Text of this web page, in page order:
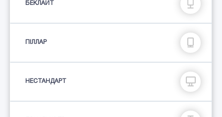
БЕКЛАЙТ
ПIЛЛАР
НЕСТАНДАРТ